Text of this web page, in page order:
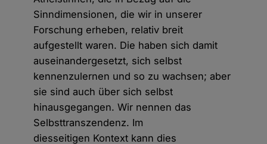
Sinndimensionen, die wir in unserer
Forschung erheben, relativ breit
aufgestellt waren. Die haben sich damit
auseinandergesetzt, sich selbst
kennenzulernen und so zu wachsen; aber
sie sind auch über sich selbst
hinausgegangen. Wir nennen das
Selbsttranszendenz. Im
diesseitigen Kontext kann dies